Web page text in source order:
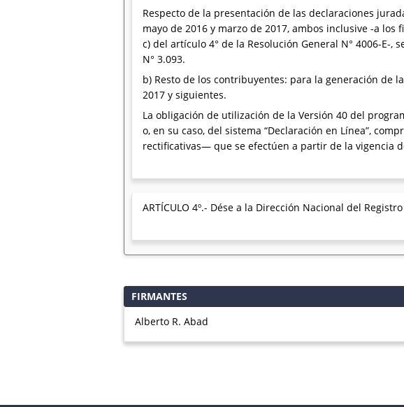
Respecto de la presentación de las declaraciones
mayo de 2016 y marzo de 2017, ambos inclusive -a
c) del artículo 4° de la Resolución General N° 4006-E-
N° 3.093.
b) Resto de los contribuyentes: para la generación de
2017 y siguientes.
La obligación de utilización de la Versión 40 del
o, en su caso, del sistema “Declaración en Línea”,
rectificativas— que se efectúen a partir de la vigencia
ARTÍCULO 4º.- Dése a la Dirección Nacional del
FIRMANTES
Alberto R. Abad